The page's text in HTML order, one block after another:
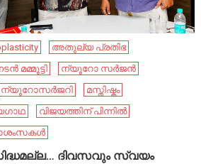
അതുല്യ പ്രതിഭ
മമ്മൂട്ടി
ന്യൂറോ സർജൻ
ന്യൂറോസർജറി
മസ്തിഷ്കം
വിജയത്തിന് പിന്നിൽ
ദിവസവും സ്വയം